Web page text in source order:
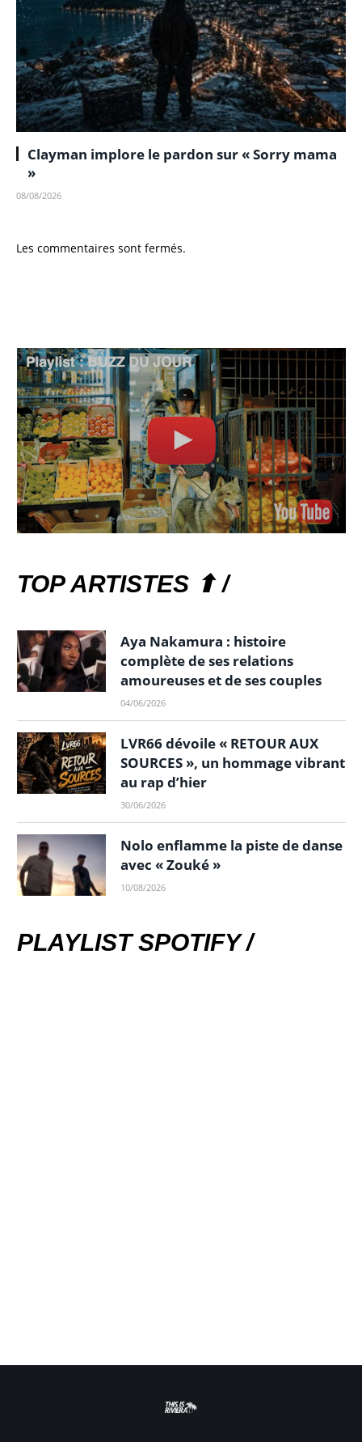
Clayman implore le pardon sur « Sorry mama
»
08/08/2026
Les commentaires sont fermés.
TOP ARTISTES ⬆ /
Aya Nakamura : histoire
complète de ses relations
amoureuses et de ses couples
04/06/2026
LVR66 dévoile « RETOUR AUX
SOURCES », un hommage vibrant
au rap d’hier
30/06/2026
Nolo enflamme la piste de danse
avec « Zouké »
10/08/2026
PLAYLIST SPOTIFY /